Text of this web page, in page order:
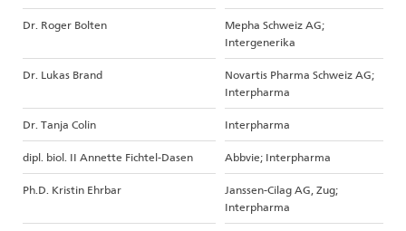
Dr. Roger Bolten
Mepha Schweiz AG;
Intergenerika
Dr. Lukas Brand
Novartis Pharma Schweiz AG;
Interpharma
Dr. Tanja Colin Interpharma
dipl. biol. II Annette Fichtel-Dasen Abbvie; Interpharma
Ph.D. Kristin Ehrbar
Janssen-Cilag AG, Zug;
Interpharma